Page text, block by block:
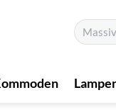
Suchen
nach: